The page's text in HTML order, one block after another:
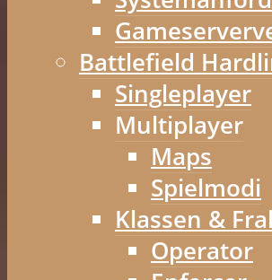
Battlefield
Singleplayer
Multiplayer
Maps
Spielmodi
Klassen &
Operator